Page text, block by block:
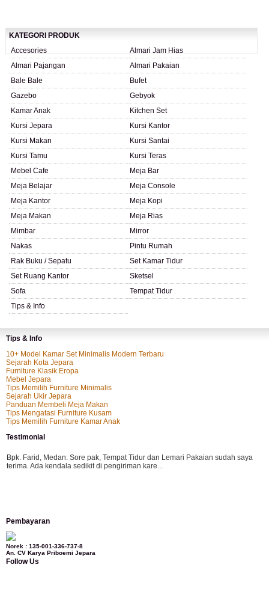
KATEGORI PRODUK
Accesories
Almari Jam Hias
Almari Pajangan
Almari Pakaian
Bale Bale
Bufet
Gazebo
Gebyok
Kamar Anak
Kitchen Set
Kursi Jepara
Kursi Kantor
Kursi Makan
Kursi Santai
Kursi Tamu
Kursi Teras
Mebel Cafe
Meja Bar
Meja Belajar
Meja Console
Meja Kantor
Meja Kopi
Meja Makan
Meja Rias
Mimbar
Mirror
Nakas
Pintu Rumah
Rak Buku / Sepatu
Set Kamar Tidur
Set Ruang Kantor
Sketsel
Sofa
Tempat Tidur
Tips & Info
Tips & Info
10+ Model Kamar Set Minimalis Modern Terbaru
Sejarah Kota Jepara
Furniture Klasik Eropa
Mebel Jepara
Tips Memilih Furniture Minimalis
Sejarah Ukir Jepara
Panduan Membeli Meja Makan
Tips Mengatasi Furniture Kusam
Tips Memilih Furniture Kamar Anak
Testimonial
Bpk. Farid, Medan: Sore pak, Tempat Tidur dan Lemari Pakaian sudah saya
terima. Ada kendala sedikit di pengiriman kare...
kursi teras saya sudah saya terima dan p...
Pembayaran
Norek : 135-001-336-737-8
An. CV Karya Priboemi Jepara
Follow Us